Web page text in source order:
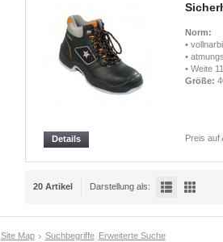
Norm:
•
•
• Weite 11
Größe:
Preis auf
Details
20 Artikel Darstellung als:
Site Map Suchbegriffe Erweiterte Suche